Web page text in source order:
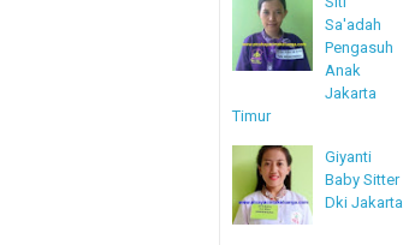
Sa'adah
Pengasuh
Anak
Jakarta
Timur
Giyanti
Baby Sitter
Dki Jakarta